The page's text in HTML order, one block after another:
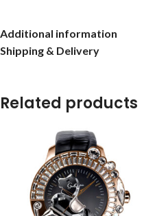
Additional information
Shipping & Delivery
Related products